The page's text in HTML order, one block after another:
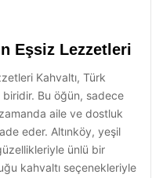
Eşsiz Lezzetleri
Kahvaltı, Türk
biridir. Bu öğün, sadece
zamanda aile ve dostluk
eder. Altınköy, yeşil
ünlü bir
kahvaltı seçenekleriyle